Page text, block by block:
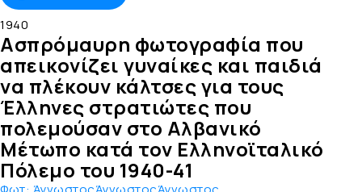
1940
Ασπρόμαυρη φωτογραφία που
απεικονίζει γυναίκες και παιδιά
να πλέκουν κάλτσες για τους
Έλληνες στρατιώτες που
πολεμούσαν στο Αλβανικό
Μέτωπο κατά τον Ελληνοϊταλικό
Πόλεμο του 1940-41